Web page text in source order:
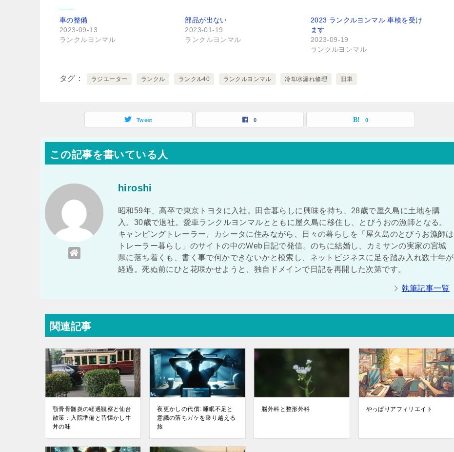
車の整備
2023-09-13
ランクルヨンマル
部品が出ない
2023-01-19
ランクルヨンマル
2023 ランクルヨンマル 車検を受け
ます
2023-09-19
ランクルヨンマル
タグ ラジエーター ランクル ランクル40 ランクルヨンマル 冷却水漏れ修理 旧車
Tweet 0 0
この記事を書いている人
hiroshi
昭和59年、高卒で東京トヨタに入社。田舎暮らしに興味を持ち、28歳で屋久島に土地を購
入。30歳で退社。愛車ランクルヨンマルとともに屋久島に移住し、とびうおの漁師となる。
キャンピングトレーラー、カシータに住みながら、日々の暮らしを「屋久島のとびうお漁師は
トレーラー暮らし」のサイトの中のWeb日記で発信。のちに結婚し、カミサンの実家の宮城
県に落ち着くも、書く事で何かできないかと模索し、ネットビジネスに足を踏み入れ数十年が
経過。死ぬ前にひと花咲かせようと、独自ドメインで日記を再開した次第です。
執筆記事一覧
関連記事
顎骨骨髄炎の経過観察と仙台
散策：入院準備と昔懐かし牛
丼の味
夜更かしの代償: 睡眠不足と
意識の落ちガケを乗り越える
旅
脳外科と整形外科 やっぱりアフィリエイト